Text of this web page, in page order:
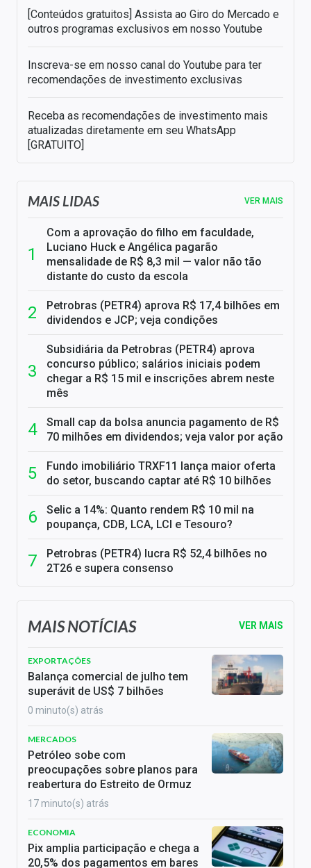
[Conteúdos gratuitos] Assista ao Giro do Mercado e
outros programas exclusivos em nosso Youtube
Inscreva-se em nosso canal do Youtube para ter
recomendações de investimento exclusivas
Receba as recomendações de investimento mais
atualizadas diretamente em seu WhatsApp
[GRATUITO]
MAIS LIDAS VER MAIS
Com a aprovação do filho em faculdade,
Luciano Huck e Angélica pagarão
mensalidade de R$ 8,3 mil — valor não tão
distante do custo da escola
Petrobras (PETR4) aprova R$ 17,4 bilhões em
dividendos e JCP; veja condições
Subsidiária da Petrobras (PETR4) aprova
concurso público; salários iniciais podem
chegar a R$ 15 mil e inscrições abrem neste
mês
Small cap da bolsa anuncia pagamento de R$
70 milhões em dividendos; veja valor por ação
Fundo imobiliário TRXF11 lança maior oferta
do setor, buscando captar até R$ 10 bilhões
Selic a 14%: Quanto rendem R$ 10 mil na
poupança, CDB, LCA, LCI e Tesouro?
Petrobras (PETR4) lucra R$ 52,4 bilhões no
2T26 e supera consenso
MAIS NOTÍCIAS VER MAIS
EXPORTAÇÕES
Balança comercial de julho tem
superávit de US$ 7 bilhões
0 minuto(s) atrás
MERCADOS
Petróleo sobe com
preocupações sobre planos para
reabertura do Estreito de Ormuz
17 minuto(s) atrás
ECONOMIA
Pix amplia participação e chega a
20,5% dos pagamentos em bares